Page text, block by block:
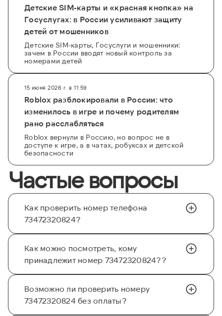
Детские SIM-карты и «красная кнопка» на
Госуслугах: в России усиливают защиту
детей от мошенников
Детские SIM-карты, Госуслуги и мошенники:
зачем в России вводят новый контроль за
номерами детей
15 июня 2026 г. в 11:59
Roblox разблокировали в России: что
изменилось в игре и почему родителям
рано расслабляться
Roblox вернули в Россию, но вопрос не в
доступе к игре, а в чатах, робуксах и детской
безопасности
Частые вопросы
Как проверить номер телефона
73472320824?
Как можно посмотреть, кому
принадлежит номер 73472320824??
Возможно ли проверить номеру
73472320824 без оплаты?